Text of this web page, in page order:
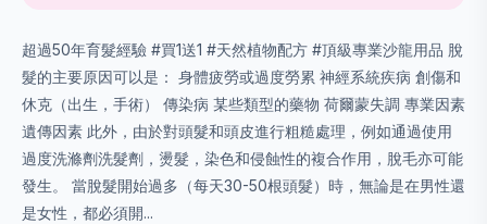
超過50年育髮經驗 #買1送1 #天然植物配方 #頂級專業沙龍用品 脫
髮的主要原因可以是： 身體疲勞或過度勞累 神經系統疾病 創傷和
休克（出生，手術） 傳染病 某些類型的藥物 荷爾蒙失調 專業因素
遺傳因素 此外，由於對頭髮和頭皮進行粗糙處理，例如通過使用
過度洗滌劑洗髮劑，燙髮，染色和侵蝕性的複合作用，脫毛亦可能
發生。 當脫髮開始過多（每天30-50根頭髮）時，無論是在男性還
是女性，都必須開...